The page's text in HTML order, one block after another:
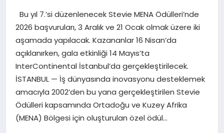
YAŞAM
EKONOMI
SAĞLIK
DÜNYA
EĞITIM
Bu yıl 7.’si düzenlenecek Stevie MENA Ödülleri’nde
2026 başvuruları, 3 Aralık ve 21 Ocak olmak üzere iki
aşamada yapılacak. Kazananlar 16 Nisan’da
açıklanırken, gala etkinliği 14 Mayıs’ta
InterContinental İstanbul’da gerçekleştirilecek.
İSTANBUL — İş dünyasında inovasyonu desteklemek
amacıyla 2002’den bu yana gerçekleştirilen Stevie
Ödülleri kapsamında Ortadoğu ve Kuzey Afrika
(MENA) Bölgesi için oluşturulan özel ödül…